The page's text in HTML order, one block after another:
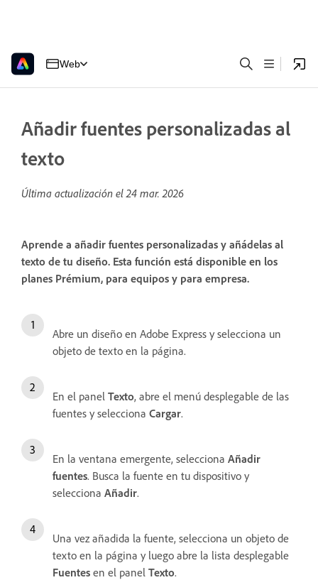
Web
Añadir fuentes personalizadas al
texto
Última actualización el24 mar. 2026
Aprende a añadir fuentes personalizadas y añádelas al
texto de tu diseño. Esta función está disponible en los
planes Prémium, para equipos y para empresa.
Abre un diseño en Adobe Express y selecciona un
objeto de texto en la página.
En el panel Texto, abre el menú desplegable de las
fuentes y selecciona Cargar.
En la ventana emergente, selecciona Añadir
fuentes. Busca la fuente en tu dispositivo y
selecciona Añadir.
Una vez añadida la fuente, selecciona un objeto de
texto en la página y luego abre la lista desplegable
Fuentes en el panel Texto.